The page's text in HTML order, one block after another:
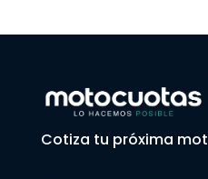
Cotiza tu próxima